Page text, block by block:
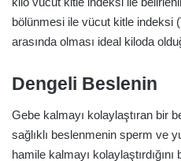
bölünmesi ile vücut kitle indeksi
arasında olması ideal kiloda
Dengeli Beslenin
Gebe kalmayı kolaylaştıran bir
sağlıklı beslenmenin sperm ve
hamile kalmayı